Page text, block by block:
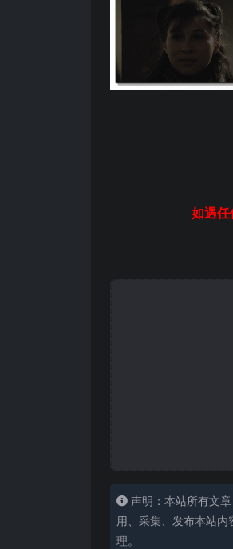
如遇
声明：本站所有文
用、采集、发布本站
理。